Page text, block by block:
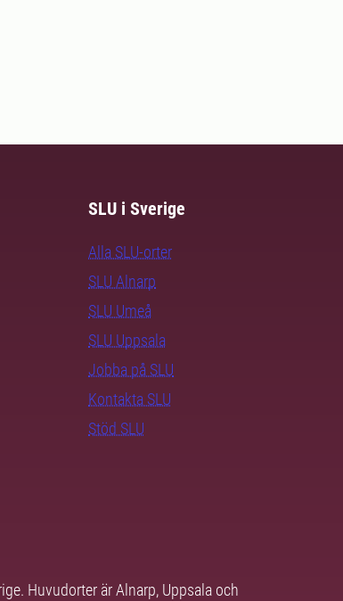
SLU i Sverige
Alla SLU-orter
SLU Alnarp
SLU Umeå
SLU Uppsala
Jobba på SLU
Kontakta SLU
Stöd SLU
Huvudorter är Alnarp, Uppsala och